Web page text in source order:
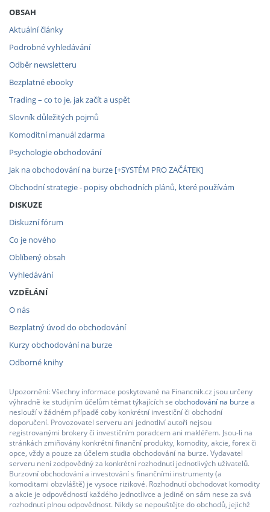
OBSAH
Aktuální články
Podrobné vyhledávání
Odběr newsletteru
Bezplatné ebooky
Trading – co to je, jak začít a uspět
Slovník důležitých pojmů
Komoditní manuál zdarma
Psychologie obchodování
Jak na obchodování na burze [+SYSTÉM PRO ZAČÁTEK]
Obchodní strategie - popisy obchodních plánů, které používám
DISKUZE
Diskuzní fórum
Co je nového
Oblíbený obsah
Vyhledávání
VZDĚLÁNÍ
O nás
Bezplatný úvod do obchodování
Kurzy obchodování na burze
Odborné knihy
Upozornění: Všechny informace poskytované na Financnik.cz jsou určeny
výhradně ke studijním účelům témat týkajících se obchodování na burze a
neslouží v žádném případě coby konkrétní investiční či obchodní
doporučení. Provozovatel serveru ani jednotliví autoři nejsou
registrovanými brokery či investičním poradcem ani makléřem. Jsou-li na
stránkách zmiňovány konkrétní finanční produkty, komodity, akcie, forex či
opce, vždy a pouze za účelem studia obchodování na burze. Vydavatel
serveru není zodpovědný za konkrétní rozhodnutí jednotlivých uživatelů.
Burzovní obchodování a investování s finančními instrumenty (a
komoditami obzvláště) je vysoce rizikové. Rozhodnutí obchodovat komodity
a akcie je odpovědností každého jednotlivce a jedině on sám nese za svá
rozhodnutí plnou odpovědnost. Nikdy se nepouštějte do obchodů, jejichž